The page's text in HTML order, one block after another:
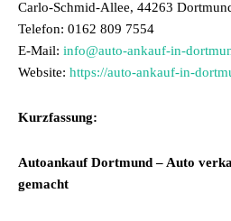
Carlo-Schmid-Allee, 44263
Telefon: 0162 809 7554
E-Mail: info@auto-ankauf-in-
Website: https://auto-ankauf-in-
Kurzfassung:
Autoankauf Dortmund – Auto
gemacht